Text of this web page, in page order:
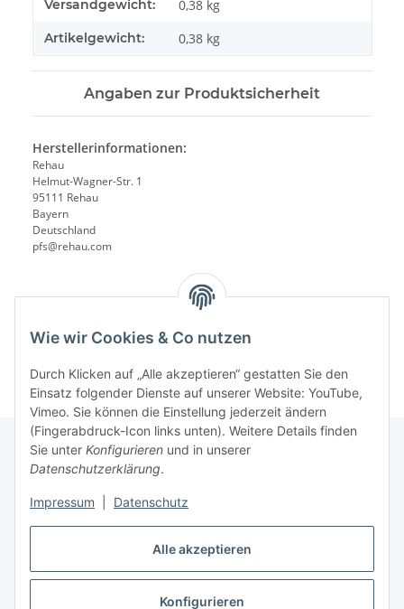
Alle akzeptieren
Konfigurieren
Wie wir Cookies & Co nutzen
Durch Klicken auf „Alle akzeptieren“ gestatten Sie den
Einsatz folgender Dienste auf unserer Website: YouTube,
Vimeo. Sie können die Einstellung jederzeit ändern
(Fingerabdruck-Icon links unten). Weitere Details finden
Sie unter Konfigurieren und in unserer
Datenschutzerklärung.
Impressum Datenschutz
Versandgewicht: 0,38 kg
Artikelgewicht: 0,38 kg
Angaben zur Produktsicherheit
Herstellerinformationen:
Rehau
Helmut-Wagner-Str. 1
95111 Rehau
Bayern
Deutschland
pfs@rehau.com
Gesetzliche Informationen